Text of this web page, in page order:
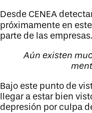
Desde CENEA
próximamente en
parte de las empresas.
Aún existen
Bajo este punto de
llegar a estar bien
depresión por culpa